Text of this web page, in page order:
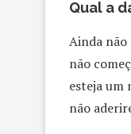
Qual a
Ainda não
não
esteja um
não